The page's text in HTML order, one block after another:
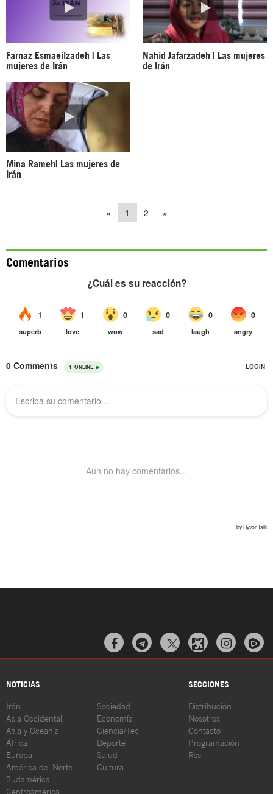
Farnaz Esmaeilzadeh | Las
mujeres de Irán
Nahid Jafarzadeh | Las mujeres
de Irán
Mina Rameh| Las mujeres de
Irán
« 1 2 »
Comentarios
  
NOTICIAS SECCIONES
Irán
Asia Occidental
Asia y Oceanía
África
Europa
América del Norte
Sudamérica
Centroamérica
Sociedad
Economía
Ciencia/Tec
Deporte
Salud
Cultura
Distribución
Nosotros
Contacto
Programación
Rss